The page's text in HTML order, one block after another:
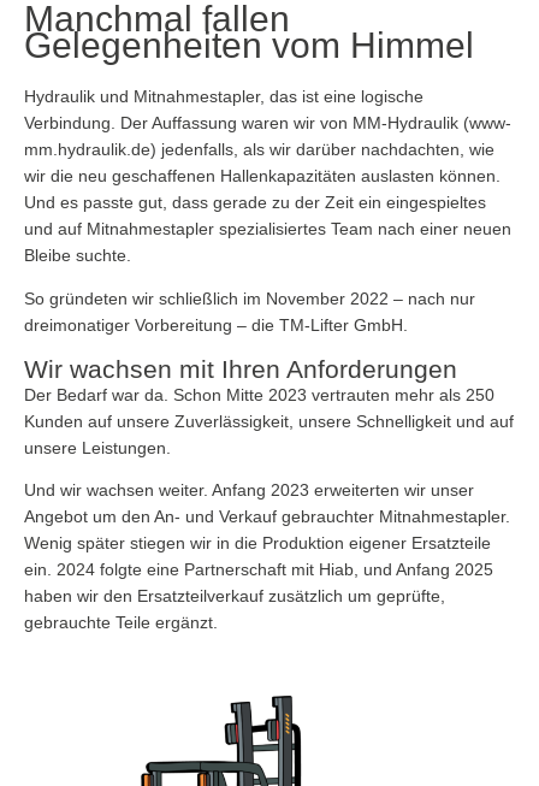
Manchmal fallen
Gelegenheiten vom Himmel
Hydraulik und Mitnahmestapler, das ist eine logische
Verbindung. Der Auffassung waren wir von MM-Hydraulik (www-
mm.hydraulik.de) jedenfalls, als wir darüber nachdachten, wie
wir die neu geschaffenen Hallenkapazitäten auslasten können.
Und es passte gut, dass gerade zu der Zeit ein eingespieltes
und auf Mitnahmestapler spezialisiertes Team nach einer neuen
Bleibe suchte.
So gründeten wir schließlich im November 2022 – nach nur
dreimonatiger Vorbereitung – die TM-Lifter GmbH.
Wir wachsen mit Ihren Anforderungen
Der Bedarf war da. Schon Mitte 2023 vertrauten mehr als 250
Kunden auf unsere Zuverlässigkeit, unsere Schnelligkeit und auf
unsere Leistungen.
Und wir wachsen weiter. Anfang 2023 erweiterten wir unser
Angebot um den An- und Verkauf gebrauchter Mitnahmestapler.
Wenig später stiegen wir in die Produktion eigener Ersatzteile
ein. 2024 folgte eine Partnerschaft mit Hiab, und Anfang 2025
haben wir den Ersatzteilverkauf zusätzlich um geprüfte,
gebrauchte Teile ergänzt.